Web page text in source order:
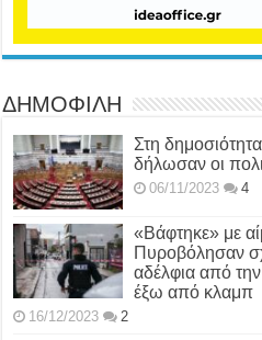
ΔΗΜΟΦΙΛΗ
Στη
δήλωσαν οι
06/11/2023 4
«Βάφτηκε» με
Πυροβόλησαν
αδέλφια από
έξω από κλαμπ
16/12/2023 2